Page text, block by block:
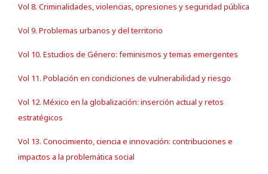
Vol 8. Criminalidades, violencias, opresiones y seguridad pública
Vol 9. Problemas urbanos y del territorio
Vol 10. Estudios de Género: feminismos y temas emergentes
Vol 11. Población en condiciones de vulnerabilidad y riesgo
Vol 12. México en la globalización: inserción actual y retos
estratégicos
Vol 13. Conocimiento, ciencia e innovación: contribuciones e
impactos a la problemática social